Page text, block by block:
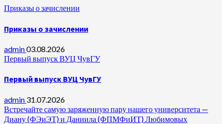
Приказы о зачислении
Приказы о зачислении
admin03.08.2026
Первый выпуск ВУЦ ЧувГУ
Первый выпуск ВУЦ ЧувГУ
admin 31.07.2026
Встречайте самую заряженную пару нашего университета —
Диану (ФЭиЭТ) и Даниила (ФПМФиИТ) Любимовых